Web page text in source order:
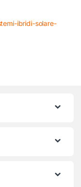
ibridi-solare-